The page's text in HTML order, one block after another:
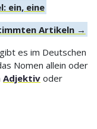
ein, eine
Artikeln →
es im Deutschen
Nomen allein oder
Adjektiv oder